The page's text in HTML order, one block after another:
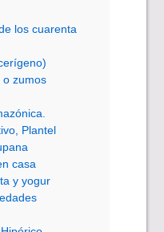
los cuarenta
o zumos
Plantel
casa
y yogur